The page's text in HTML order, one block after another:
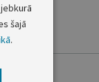
šajā
.